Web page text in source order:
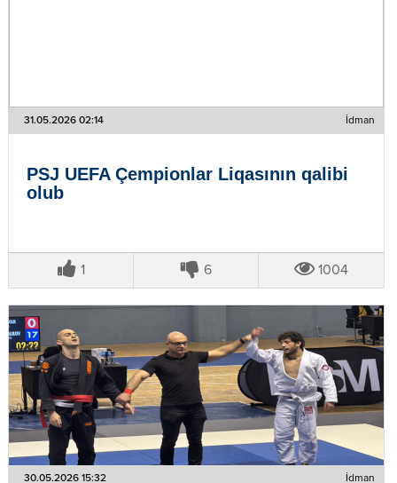
31.05.2026 02:14 İdman
PSJ UEFA Çempionlar Liqasının qalibi
olub
1 6 1004
30.05.2026 15:32 İdman